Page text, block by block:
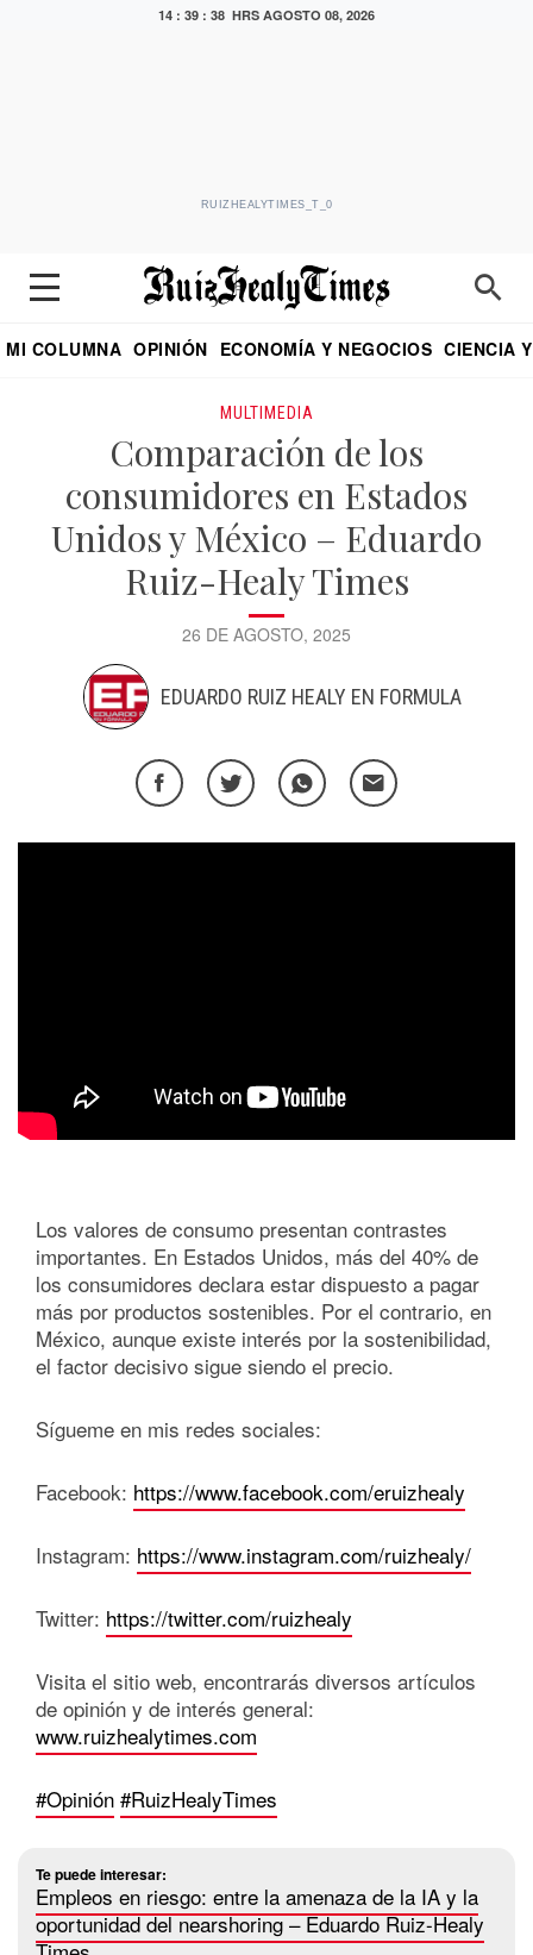
14 : 39 : 38 HRS AGOSTO 08, 2026
RUIZHEALYTIMES_T_0
MI COLUMNA OPINIÓN ECONOMÍA Y NEGOCIOS CIENCIA
MULTIMEDIA
Comparación de los
consumidores en Estados
Unidos y México – Eduardo
Ruiz-Healy Times
26 DE AGOSTO, 2025
EDUARDO RUIZ HEALY EN FORMULA
Los valores de consumo presentan contrastes
importantes. En Estados Unidos, más del 40% de
los consumidores declara estar dispuesto a pagar
más por productos sostenibles. Por el contrario, en
México, aunque existe interés por la sostenibilidad,
el factor decisivo sigue siendo el precio.
Sígueme en mis redes sociales:
Facebook: https://www.facebook.com/eruizhealy
Instagram: https://www.instagram.com/ruizhealy/
Twitter: https://twitter.com/ruizhealy
Visita el sitio web, encontrarás diversos artículos
de opinión y de interés general:
www.ruizhealytimes.com
#Opinión #RuizHealyTimes
Te puede interesar:
Empleos en riesgo: entre la amenaza de la IA y la
oportunidad del nearshoring – Eduardo Ruiz-Healy